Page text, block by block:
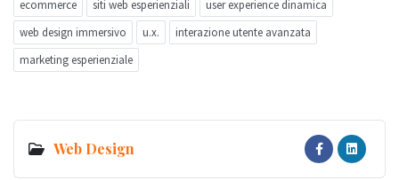
ecommerce siti web esperienziali
user experience dinamica
web design immersivo
u.x.
interazione utente avanzata
marketing esperienziale
Web Design